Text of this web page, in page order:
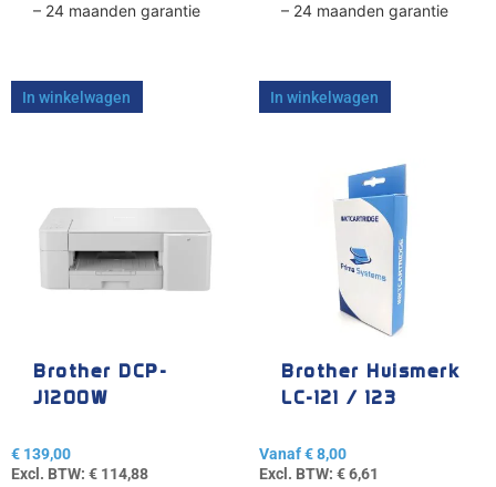
– 24 maanden garantie
In winkelwagen
– 24 maanden garantie
In winkelwagen
Brother DCP-
J1200W
€ 139,00
Excl. BTW: € 114,88
Brother Huismerk
LC-121 / 123
Vanaf€8,00
Excl. BTW: €6,61
gekozen
worden
productpagina